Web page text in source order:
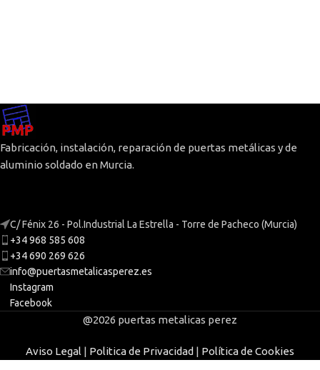
Fabricación, instalación, reparación de puertas metálicas y de
aluminio soldado en Murcia.
C/ Fénix 26 - Pol.Industrial La Estrella - Torre de Pacheco (Murcia)
+34 968 585 608
+34 690 269 626
info@puertasmetalicasperez.es
Instagram
Facebook
@2026 puertas metalicas perez
Aviso Legal | Politica de Privacidad | Política de Cookies